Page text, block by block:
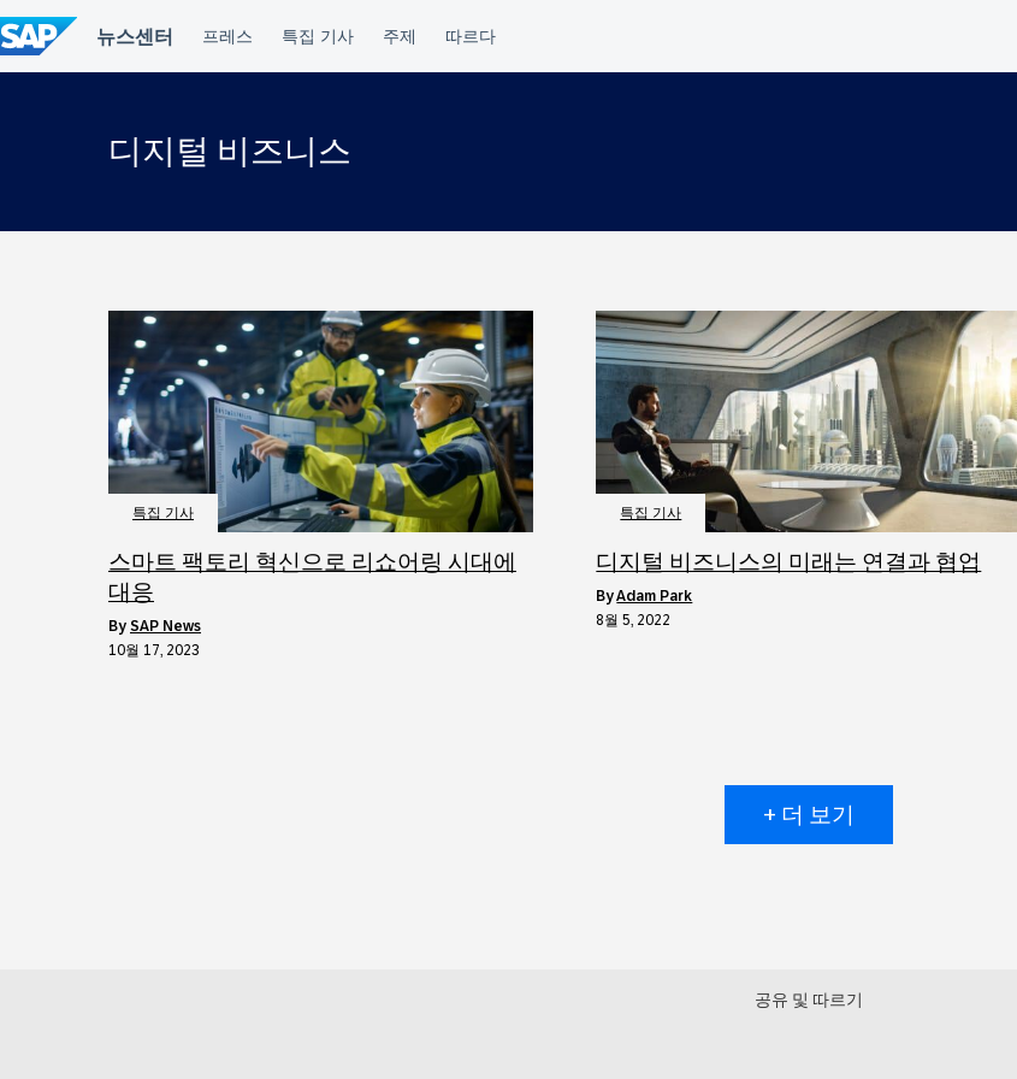
텐
츠
건
디지털 비즈니스
특집 기사
스마트 팩토리 혁신으로 리쇼어링 시대에
대응
by SAP News
10월 17, 2023
특집 기사
디지털 비즈니스의 미래는 연결과 협업
byAdam Park
8월 5, 2022
+ 더 보기
공유 및 따르기